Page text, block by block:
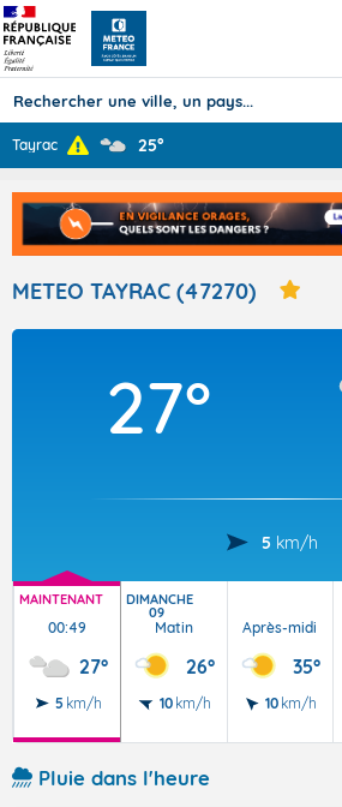
Prévisions
TOUS LES RÉSULTATS
Articles
Tayrac 25°
METEO TAYRAC (47270)
27°
5 km/h
MAINTENANT
00:49
27°
5 km/h
DIMANCHE
09
Matin
26°
10 km/h
Après-midi
35°
10 km/h
Pluie dans l'heure